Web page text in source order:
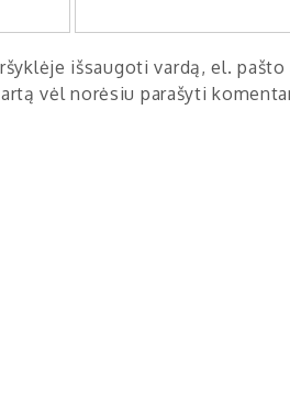
išsaugoti vardą, el.
vėl norėsiu parašyti